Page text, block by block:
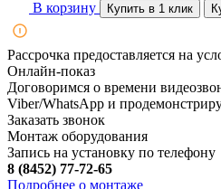
В корзину
Купить в 1 клик
Рассрочка предоставляется на
Онлайн-показ
Договоримся о времени
Viber/WhatsApp и
Заказать звонок
Монтаж оборудования
Запись на установку по телефону
8 (8452) 77-72-65
Подробнее о монтаже